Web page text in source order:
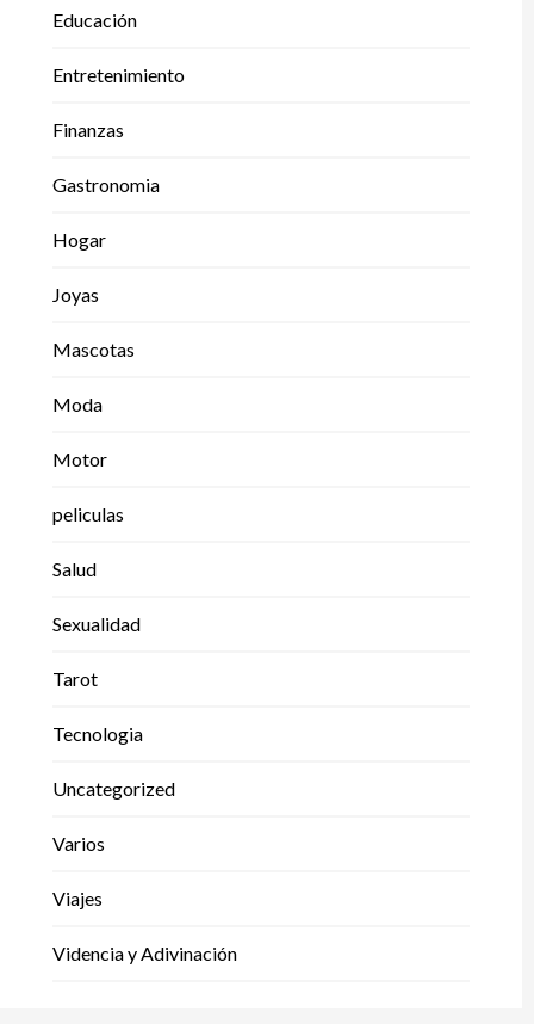
Educación
Entretenimiento
Finanzas
Gastronomia
Hogar
Joyas
Mascotas
Moda
Motor
peliculas
Salud
Sexualidad
Tarot
Tecnologia
Uncategorized
Varios
Viajes
Videncia y Adivinación